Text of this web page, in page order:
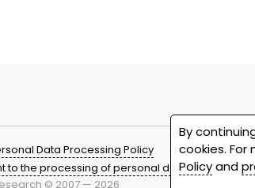
Data Processing Policy
to the processing of personal data
© 2007 — 2026
By
cookies.
Policyand